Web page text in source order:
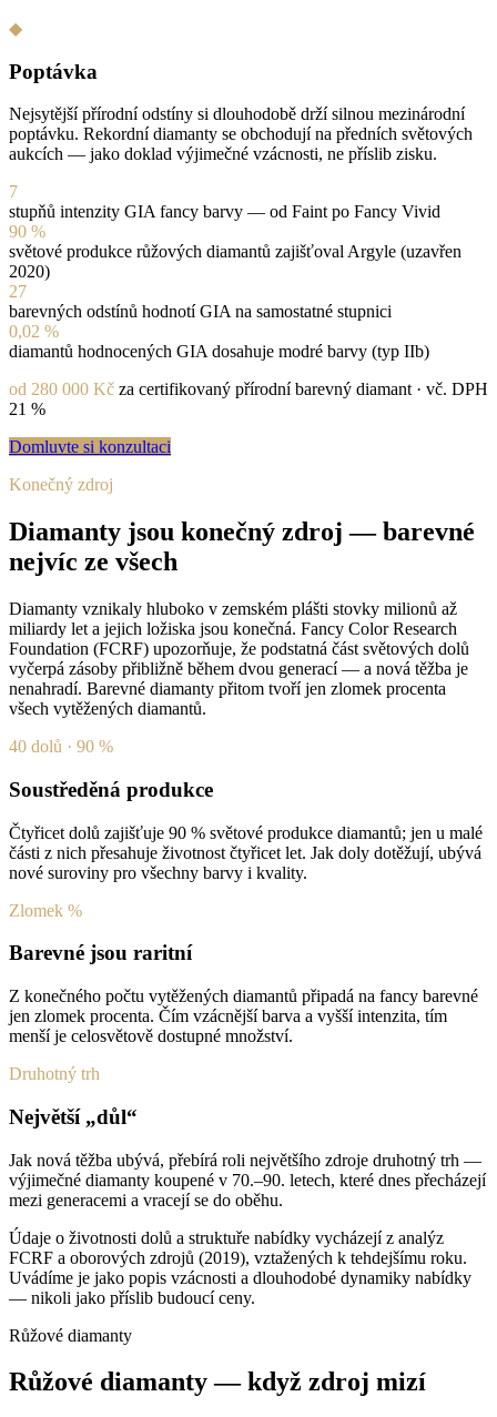
◆
Poptávka
Nejsytější přírodní odstíny si dlouhodobě drží silnou mezinárodní
poptávku. Rekordní diamanty se obchodují na předních světových
aukcích — jako doklad výjimečné vzácnosti, ne příslib zisku.
7
stupňů intenzity GIA fancy barvy — od Faint po Fancy Vivid
90 %
světové produkce růžových diamantů zajišťoval Argyle (uzavřen
2020)
27
barevných odstínů hodnotí GIA na samostatné stupnici
0,02 %
diamantů hodnocených GIA dosahuje modré barvy (typ IIb)
od 280 000 Kč za certifikovaný přírodní barevný diamant · vč. DPH
21 %
Domluvte si konzultaci
Konečný zdroj
Diamanty jsou konečný zdroj — barevné
nejvíc ze všech
Diamanty vznikaly hluboko v zemském plášti stovky milionů až
miliardy let a jejich ložiska jsou konečná. Fancy Color Research
Foundation (FCRF) upozorňuje, že podstatná část světových dolů
vyčerpá zásoby přibližně během dvou generací — a nová těžba je
nenahradí. Barevné diamanty přitom tvoří jen zlomek procenta
všech vytěžených diamantů.
40 dolů · 90 %
Soustředěná produkce
Čtyřicet dolů zajišťuje 90 % světové produkce diamantů; jen u malé
části z nich přesahuje životnost čtyřicet let. Jak doly dotěžují, ubývá
nové suroviny pro všechny barvy i kvality.
Zlomek %
Barevné jsou raritní
Z konečného počtu vytěžených diamantů připadá na fancy barevné
jen zlomek procenta. Čím vzácnější barva a vyšší intenzita, tím
menší je celosvětově dostupné množství.
Druhotný trh
Největší „důl“
Jak nová těžba ubývá, přebírá roli největšího zdroje druhotný trh —
výjimečné diamanty koupené v 70.–90. letech, které dnes přecházejí
mezi generacemi a vracejí se do oběhu.
Údaje o životnosti dolů a struktuře nabídky vycházejí z analýz
FCRF a oborových zdrojů (2019), vztažených k tehdejšímu roku.
Uvádíme je jako popis vzácnosti a dlouhodobé dynamiky nabídky
— nikoli jako příslib budoucí ceny.
Růžové diamanty
Růžové diamanty — když zdroj mizí